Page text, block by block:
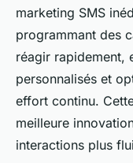
marketing SMS
programmant des
réagir rapidement,
personnalisés et
effort continu.
meilleure
interactions plus